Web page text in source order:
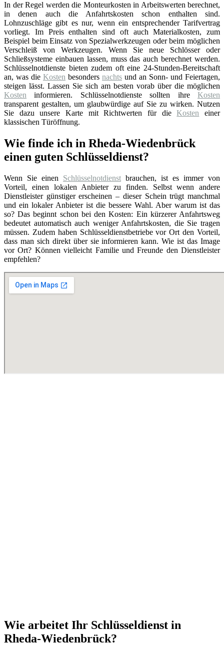
In der Regel werden die Monteurkosten in Arbeitswerten berechnet,
in denen auch die Anfahrtskosten schon enthalten sind.
Lohnzuschläge gibt es nur, wenn ein entsprechender Tarifvertrag
vorliegt. Im Preis enthalten sind oft auch Materialkosten, zum
Beispiel beim Einsatz von Spezialwerkzeugen oder beim möglichen
Verschleiß von Werkzeugen. Wenn Sie neue Schlösser oder
Schließsysteme einbauen lassen, muss das auch berechnet werden.
Schlüsselnotdienste bieten zudem oft eine 24-Stunden-Bereitschaft
an, was die Kosten besonders nachts und an Sonn- und Feiertagen,
steigen lässt. Lassen Sie sich am besten vorab über die möglichen
Kosten informieren. Schlüsselnotdienste sollten ihre Kosten
transparent gestalten, um glaubwürdige auf Sie zu wirken. Nutzen
Sie dazu unsere Karte mit Richtwerten für dieKosten einer
klassischen Türöffnung.
Wie finde ich in Rheda-Wiedenbrück
einen guten Schlüsseldienst?
Wenn Sie einen Schlüsselnotdienst brauchen, ist es immer von
Vorteil, einen lokalen Anbieter zu finden. Selbst wenn andere
Dienstleister günstiger erscheinen – dieser Schein trügt manchmal
und ein lokaler Anbieter ist die bessere Wahl. Aber warum ist das
so? Das beginnt schon bei den Kosten: Ein kürzerer Anfahrtsweg
bedeutet automatisch auch weniger Anfahrtskosten, die Sie tragen
müssen. Zudem haben Schlüsseldienstbetriebe vor Ort den Vorteil,
dass man sich direkt über sie informieren kann. Wie ist das Image
vor Ort? Können vielleicht Familie und Freunde den Dienstleister
empfehlen?
Wie arbeitet Ihr Schlüsseldienst in
Rheda-Wiedenbrück?